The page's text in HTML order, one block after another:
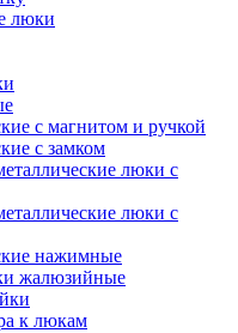
люки
с магнитом и ручкой
с замком
люки с
люки с
нажимные
жалюзийные
к люкам